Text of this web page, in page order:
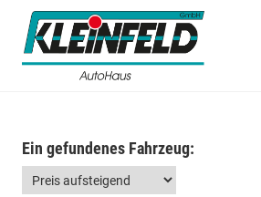
Ein gefundenes Fahrzeug: